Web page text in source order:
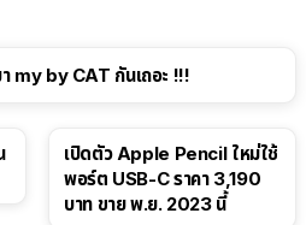
my by CAT กันเถอะ !!!
เปิดตัว Apple Pencil ใหม่ใช้
พอร์ต USB-C ราคา 3,190
บาท ขาย พ.ย. 2023 นี้